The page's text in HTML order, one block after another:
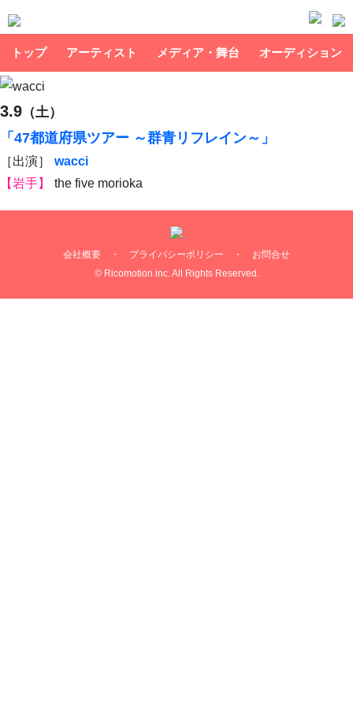
トップ アーティスト メディア・舞台 オーディション
3.9 （土）
「47都道府県ツアー ～群青リフレイン～」
［出演］
wacci
【岩手】
the five morioka
会社概要 ・ プライバシーポリシー ・ お問合せ
© Ricomotion inc. All Rights Reserved.